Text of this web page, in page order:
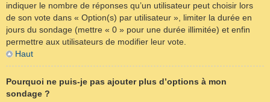
indiquer le nombre de réponses qu’un utilisateur peut choisir lors
de son vote dans « Option(s) par utilisateur », limiter la durée en
jours du sondage (mettre « 0 » pour une durée illimitée) et enfin
permettre aux utilisateurs de modifier leur vote.
Haut
Pourquoi ne puis-je pas ajouter plus d’options à mon
sondage ?